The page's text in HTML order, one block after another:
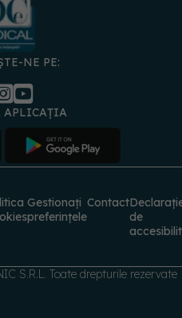
NE PE:
APLICAȚIA
Gestionați
preferințele
Contact
de
S.R.L. Toate drepturile rezervate